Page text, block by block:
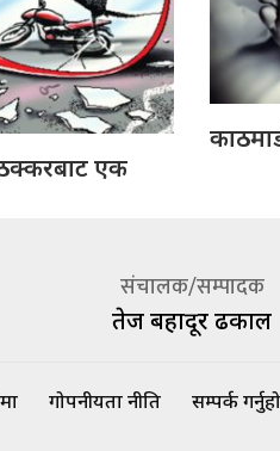
एक
संचालक/सम्पादक
तेज बहादूर ढकाल
गोपनीयता नीति सम्पर्क